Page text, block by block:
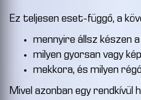
Ez teljesen eset-függő, a
mennyire állsz készen
milyen gyorsan vagy
mekkora, és milyen
Mivel azonban egy rendkívül